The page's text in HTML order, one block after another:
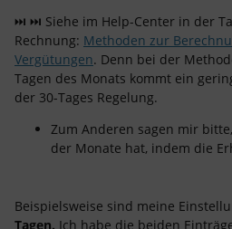
⏭ ⏭ Siehe im Help-Center in der
Rechnung: Methoden zur
Vergütungen. Denn bei der
Tagen des Monats kommt ein
der 30-Tages Regelung.
Zum Anderen sagen mir
der Monate hat, indem die
Beispielsweise sind meine
Tagen. Ich habe die beiden